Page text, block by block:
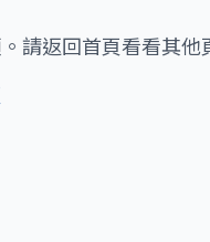
請返回首頁看看其他